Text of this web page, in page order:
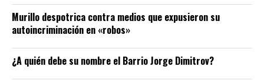
Murillo despotrica contra medios que expusieron su
autoincriminación en «robos»
¿A quién debe su nombre el Barrio Jorge Dimitrov?